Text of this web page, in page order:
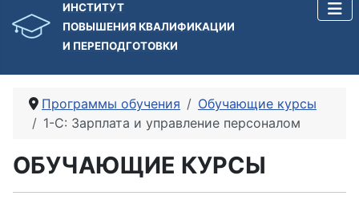
ИНСТИТУТ
ПОВЫШЕНИЯ КВАЛИФИКАЦИИ
И ПЕРЕПОДГОТОВКИ
Программы обучения
Обучающие курсы
1-С: Зарплата и управление персоналом
ОБУЧАЮЩИЕ КУРСЫ